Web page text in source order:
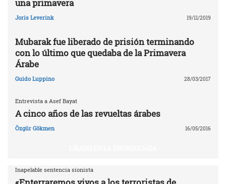
una primavera
Joris Leverink 19/11/2019
Mubarak fue liberado de prisión terminando
con lo último que quedaba de la Primavera
Árabe
Guido Luppino 28/03/2017
Entrevista a Asef Bayat
A cinco años de las revueltas árabes
Özgür Gökmen 16/05/2016
Inapelable sentencia sionista